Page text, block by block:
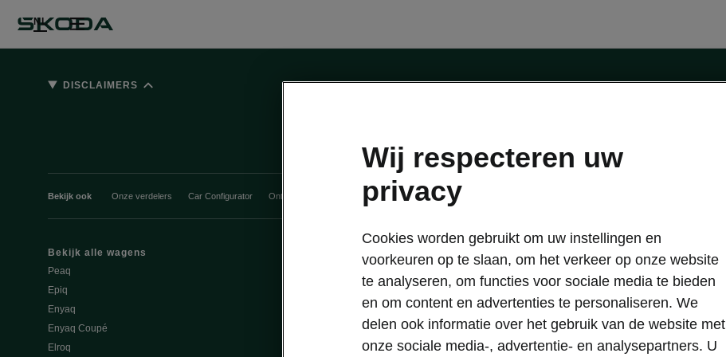
NL
DISCLAIMERS
Bekijk ook Onze verdelers Car Configurator Ontdek onze aanbiedingen Een proefrit aanvragen
Bekijk alle wagens
Peaq
Epiq
Enyaq
Enyaq Coupé
Elroq
Onze D'Ieteren Energy-laadoplossing
Batterij & Veiligheid
FAQ Elektromobiliteit
Stel je wagen samen
Technische controle
Werken bij Škoda
Wij respecteren uw
privacy
Cookies worden gebruikt om uw instellingen en
voorkeuren op te slaan, om het verkeer op onze website
te analyseren, om functies voor sociale media te bieden
en om content en advertenties te personaliseren. We
delen ook informatie over het gebruik van de website met
onze sociale media-, advertentie- en analysepartners. U